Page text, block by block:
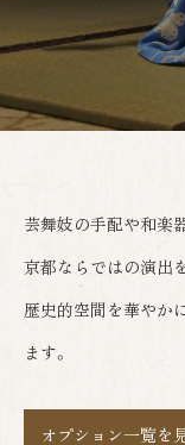
芸舞妓の手配や和楽
京都ならではの演出
歴史的空間を華やか
ます。
オプション一覧を